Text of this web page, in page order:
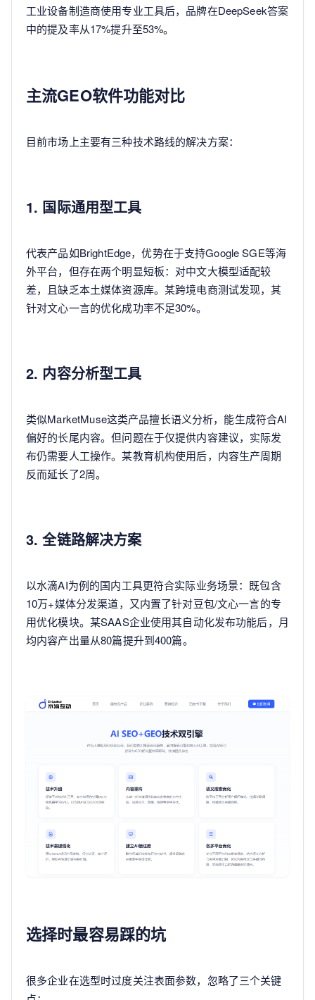
工业设备制造商使用专业工具后，品牌在DeepSeek答案
中的提及率从17%提升至53%。
主流GEO软件功能对比
目前市场上主要有三种技术路线的解决方案：
1. 国际通用型工具
代表产品如BrightEdge，优势在于支持Google SGE等海
外平台，但存在两个明显短板：对中文大模型适配较
差，且缺乏本土媒体资源库。某跨境电商测试发现，其
针对文心一言的优化成功率不足30%。
2. 内容分析型工具
类似MarketMuse这类产品擅长语义分析，能生成符合AI
偏好的长尾内容。但问题在于仅提供内容建议，实际发
布仍需要人工操作。某教育机构使用后，内容生产周期
反而延长了2周。
3. 全链路解决方案
以水滴AI为例的国内工具更符合实际业务场景：既包含
10万+媒体分发渠道，又内置了针对豆包/文心一言的专
用优化模块。某SAAS企业使用其自动化发布功能后，月
均内容产出量从80篇提升到400篇。
选择时最容易踩的坑
很多企业在选型时过度关注表面参数，忽略了三个关键